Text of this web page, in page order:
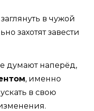
в чужой
захотят завести
думают наперёд,
, именно
в свою